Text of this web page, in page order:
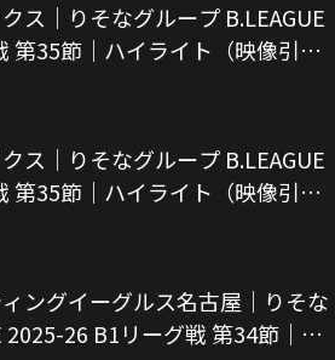
ス｜りそなグループ B.LEAGUE
第35節｜ハイライト（映像引
ス｜りそなグループ B.LEAGUE
第35節｜ハイライト（映像引
ングイーグルス名古屋｜りそな
2025-26 B1リーグ戦 第34節｜ハ